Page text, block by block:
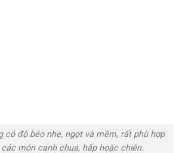
có độ béo nhẹ, ngọt và mềm, rất phù hợp
món canh chua, hấp hoặc chiên.